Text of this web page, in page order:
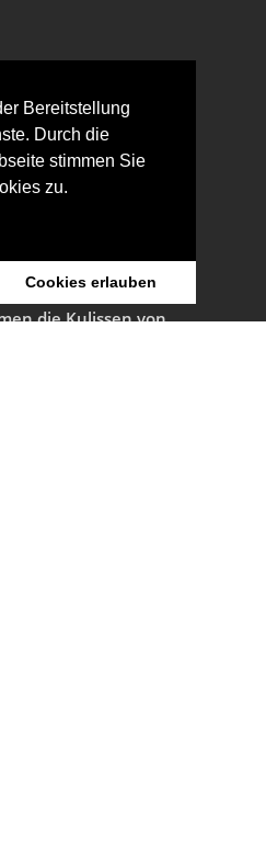
Bereitstellung
Durch die
stimmen Sie
zu.
Cookies erlauben
die Kulissen von